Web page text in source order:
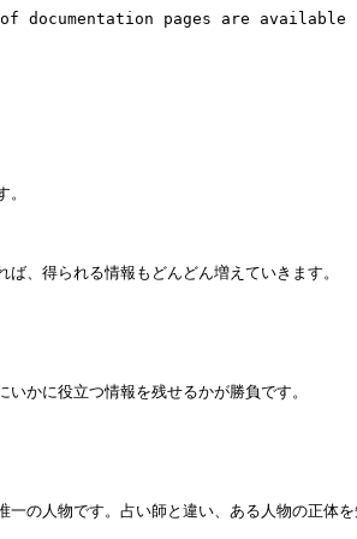
pages are available
、得られる情報もどんどん増えていきます。
かに役立つ情報を残せるかが勝負です。
の人物です。占い師と違い、ある人物の正体